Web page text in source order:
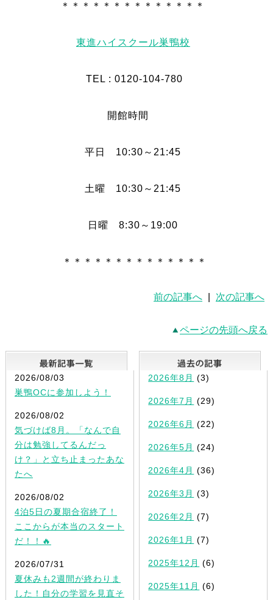
＊＊＊＊＊＊＊＊＊＊＊＊＊＊
東進ハイスクール巣鴨校
TEL : 0120-104-780
開館時間
平日 10:30～21:45
土曜 10:30～21:45
日曜 8:30～19:00
＊＊＊＊＊＊＊＊＊＊＊＊＊＊
前の記事へ 次の記事へ
ページの先頭へ戻る
最新記事一覧
2026/08/03
巣鴨OCに参加しよう！
2026/08/02
気づけば8月。「なんで自
分は勉強してるんだっ
け？」と立ち止まったあな
たへ
2026/08/02
4泊5日の夏期合宿終了！
ここからが本当のスタート
だ！！🔥
2026/07/31
夏休みも2週間が終わりま
した！自分の学習を見直そ
2026年8月 (3)
2026年7月 (29)
2026年6月 (22)
2026年5月 (24)
2026年4月 (36)
2026年3月 (3)
2026年2月 (7)
2026年1月 (7)
2025年12月 (6)
2025年11月 (6)